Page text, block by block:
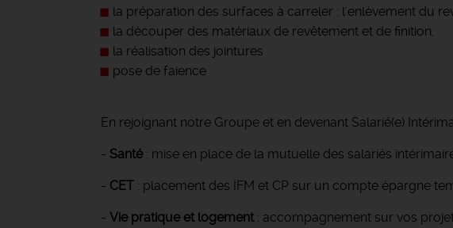
la préparation des surfaces à carreler : l'enlèvement du
la découper des matériaux de revêtement et de finition,
la réalisation des jointures
pose de faience
En rejoignant notre Groupe et en devenant Salarié(e)
- Santé: mise en place de la mutuelle des salariés
- CET : placement des IFM et CP sur un compte épargne
- Vie pratique et logement: accompagnement sur vos